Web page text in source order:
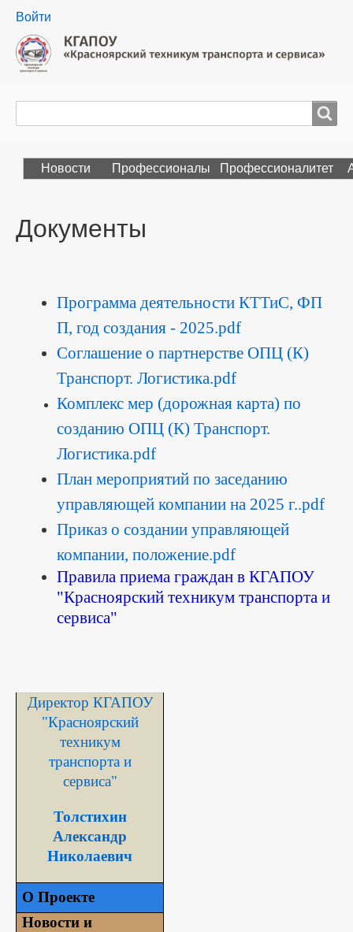
User
menu
Войти
Новости Профессионалы Профессионалитет
Документы
Программа деятельности КТТиС, ФП
П, год создания - 2025.pdf
Соглашение о партнерстве ОПЦ (К)
Транспорт. Логистика.pdf
Комплекс мер (дорожная карта) по
созданию ОПЦ (К) Транспорт.
Логистика.pdf
План мероприятий по заседанию
управляющей компании на 2025 г..pdf
Приказ о создании управляющей
компании, положение.pdf
Правила приема граждан в КГАПОУ
"Красноярский техникум транспорта и
сервиса"
Директор КГАПОУ
"Красноярский
техникум
транспорта и
сервиса"
Толстихин
Александр
Николаевич
О Проекте
Новости и